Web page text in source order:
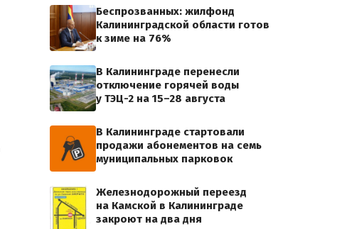
Беспрозванных: жилфонд
Калининградской области готов
к зиме на 76%
В Калининграде перенесли
отключение горячей воды
у ТЭЦ-2 на 15–28 августа
В Калининграде стартовали
продажи абонементов на семь
муниципальных парковок
Железнодорожный переезд
на Камской в Калининграде
закроют на два дня